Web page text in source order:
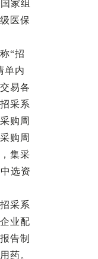
家组
医保
“招
单内
易各
采系
购周
购周
集采
选资
采系
业配
告制
药。